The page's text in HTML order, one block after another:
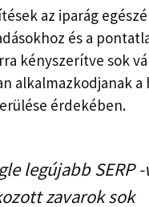
az iparág
és a
kényszerítve sok
alkalmazkodjanak a
érdekében.
legújabb SERP
zavarok sok